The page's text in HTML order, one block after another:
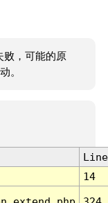
败，可能的原
。
Line
14